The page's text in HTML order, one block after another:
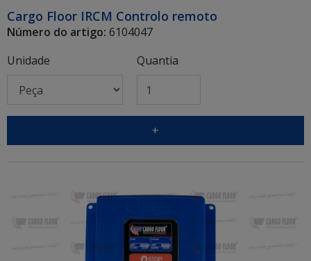
Cargo Floor IRCM Controlo remoto
Número do artigo: 6104047
Unidade
Quantia
+